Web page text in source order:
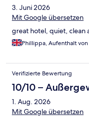
3. Juni 2026
Mit Google übersetzen
great hotel, quiet, clean
Phillippa, Aufenthalt von
Verifizierte Bewertung
10/10 –
1. Aug. 2026
Mit Google übersetzen